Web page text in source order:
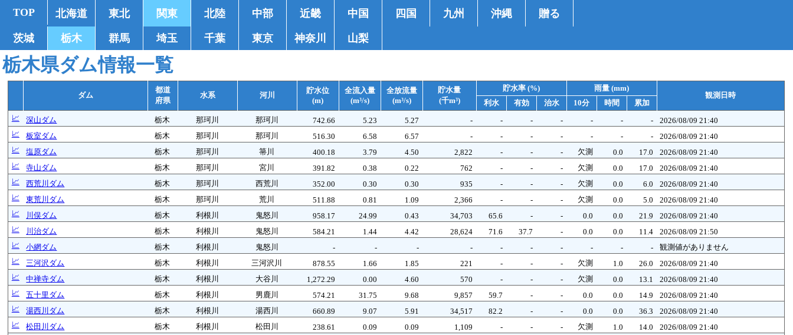
TOP 北海道 東北 関東 北陸 中部 近畿 中国 四国 九州 沖縄 贈る
茨城 栃木 群馬 埼玉 千葉 東京 神奈川 山梨
栃木県ダム情報一覧
ダム
都道
府県
水系 河川
貯水位
(m)
全流入量
(m³/s)
全放流量
(m³/s)
貯水量
(千m³)
貯水率 (%)
雨量 (mm)
観測日時
利水
有効 治水 10分 時間
累加
📈
深山ダム 栃木 那珂川 那珂川 742.66 5.23 5.27 - - - - - - -
2026/08/09 21:40
📈
板室ダム 栃木 那珂川 那珂川 516.30 6.58 6.57 - - - - - - -
2026/08/09 21:40
📈
塩原ダム 栃木 那珂川 箒川 400.18 3.79 4.50 2,822 - - - 欠測 0.0 17.0
2026/08/09 21:40
📈
寺山ダム 栃木 那珂川 宮川 391.82 0.38 0.22 762 - - - 欠測 0.0 17.0
2026/08/09 21:40
📈
西荒川ダム 栃木 那珂川 西荒川 352.00 0.30 0.30 935 - - - 欠測 0.0 6.0
2026/08/09 21:40
📈
東荒川ダム 栃木 那珂川 荒川 511.88 0.81 1.09 2,366 - - - 欠測 0.0 5.0
2026/08/09 21:40
📈
川俣ダム 栃木 利根川 鬼怒川 958.17 24.99 0.43 34,703 65.6 - - 0.0 0.0 21.9
2026/08/09 21:40
📈
川治ダム 栃木 利根川 鬼怒川 584.21 1.44 4.42 28,624 71.6 37.7 - 0.0 0.0 11.4
2026/08/09 21:50
📈
小網ダム 栃木 利根川 鬼怒川 - - - - - - - - - -
観測値がありません
📈
三河沢ダム 栃木 利根川 三河沢川 878.55 1.66 1.85 221 - - - 欠測 1.0 26.0
2026/08/09 21:40
📈
中禅寺ダム 栃木 利根川 大谷川 1,272.29 0.00 4.60 570 - - - 欠測 0.0 13.1
2026/08/09 21:40
📈
五十里ダム 栃木 利根川 男鹿川 574.21 31.75 9.68 9,857 59.7 - - 0.0 0.0 14.9
2026/08/09 21:40
📈
湯西川ダム 栃木 利根川 湯西川 660.89 9.07 5.91 34,517 82.2 - - 0.0 0.0 36.3
2026/08/09 21:40
📈
松田川ダム 栃木 利根川 松田川 238.61 0.09 0.09 1,109 - - - 欠測 1.0 14.0
2026/08/09 21:40